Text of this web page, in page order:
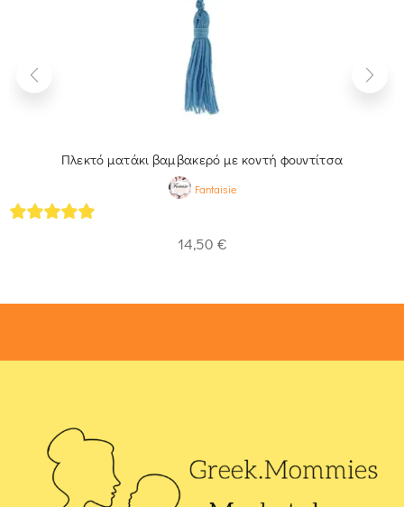
Πλεκτό ματάκι βαμβακερό με κοντή φουντίτσα
Fantaisie
14,50 €